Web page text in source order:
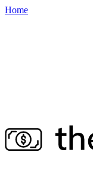
Home